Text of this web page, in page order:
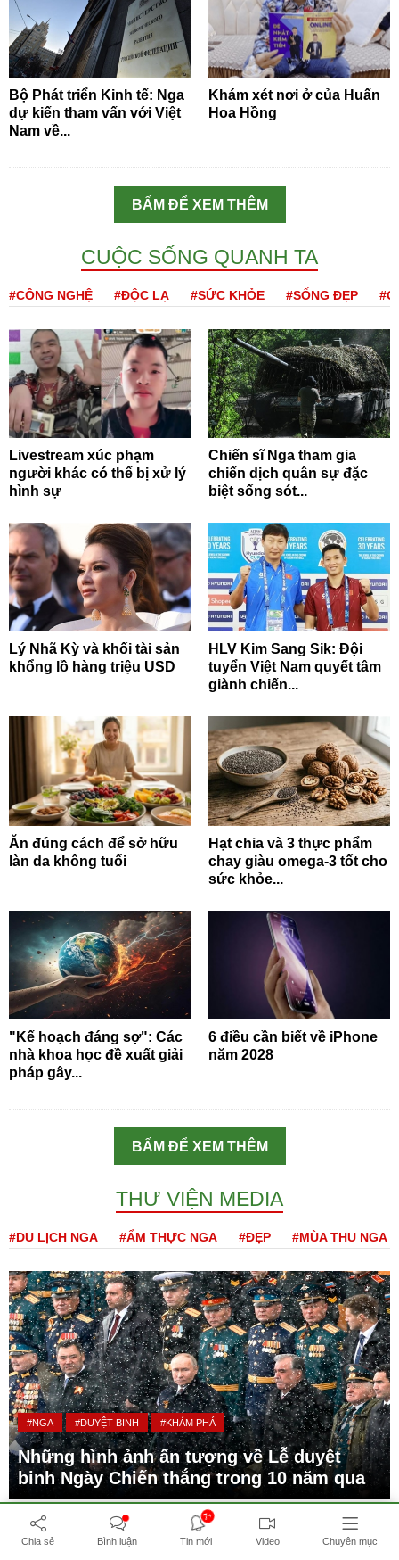
Bộ Phát triển Kinh tế: Nga
dự kiến tham vấn với Việt
Nam về...
Khám xét nơi ở của Huấn
Hoa Hồng
BẤM ĐỂ XEM THÊM
CUỘC SỐNG QUANH TA
#CÔNG NGHỆ #ĐỘC LẠ #SỨC KHỎE #SỐNG ĐẸP
Livestream xúc phạm
người khác có thể bị xử lý
hình sự
Chiến sĩ Nga tham gia
chiến dịch quân sự đặc
biệt sống sót...
Lý Nhã Kỳ và khối tài sản
khổng lồ hàng triệu USD
HLV Kim Sang Sik: Đội
tuyển Việt Nam quyết tâm
giành chiến...
Ăn đúng cách để sở hữu
làn da không tuổi
Hạt chia và 3 thực phẩm
chay giàu omega-3 tốt cho
sức khỏe...
"Kế hoạch đáng sợ": Các
nhà khoa học đề xuất giải
pháp gây...
6 điều cần biết về iPhone
năm 2028
BẤM ĐỂ XEM THÊM
THƯ VIỆN MEDIA
#DU LỊCH NGA #ẨM THỰC NGA #ĐẸP #MÙA THU NGA
#NGA #DUYỆT BINH #KHÁM PHÁ
Những hình ảnh ấn tượng về Lễ duyệt
binh Ngày Chiến thắng trong 10 năm qua
Chia sẻ Bình luận
7+
Tin mới Video Chuyên mục